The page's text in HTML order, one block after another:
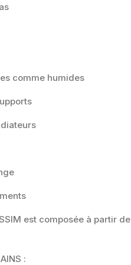
comme humides
est composée à partir de
: